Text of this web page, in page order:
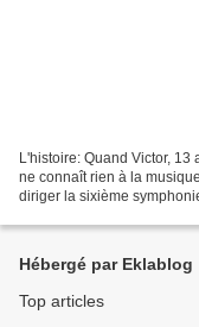
L'histoire: Quand Victor, 13
ne connaît rien à la
diriger la sixième
Hébergé par Eklablog
Top articles